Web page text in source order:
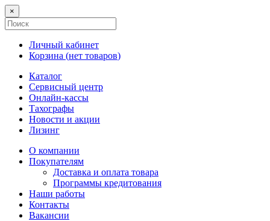
×
Личный кабинет
Корзина (нет товаров)
Каталог
Сервисный центр
Онлайн-кассы
Тахографы
Новости и акции
Лизинг
О компании
Покупателям
Доставка и оплата товара
Программы кредитования
Наши работы
Контакты
Вакансии